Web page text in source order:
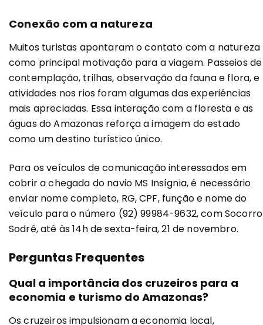
Conexão com a natureza
Muitos turistas apontaram o contato com a natureza
como principal motivação para a viagem. Passeios de
contemplação, trilhas, observação da fauna e flora, e
atividades nos rios foram algumas das experiências
mais apreciadas. Essa interação com a floresta e as
águas do Amazonas reforça a imagem do estado
como um destino turístico único.
Para os veículos de comunicação interessados em
cobrir a chegada do navio MS Insígnia, é necessário
enviar nome completo, RG, CPF, função e nome do
veículo para o número (92) 99984-9632, com Socorro
Sodré, até às 14h de sexta-feira, 21 de novembro.
Perguntas Frequentes
Qual a importância dos cruzeiros para a
economia e turismo do Amazonas?
Os cruzeiros impulsionam a economia local,